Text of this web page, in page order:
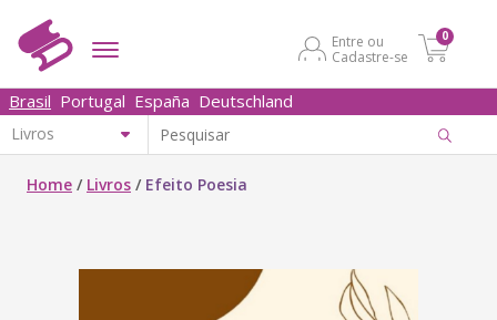
Entre ou
Cadastre-se
0
Brasil Portugal España Deutschland
Home / Livros / Efeito Poesia